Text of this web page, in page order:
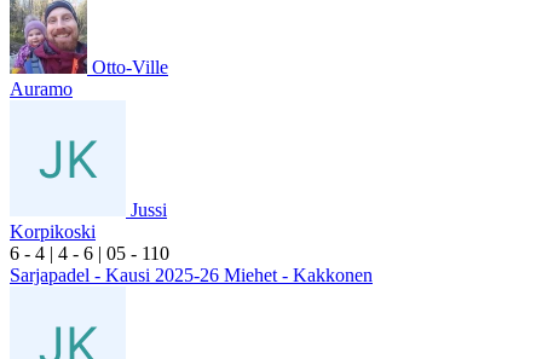
Otto-Ville
Auramo
Jussi
Korpikoski
6 - 4 | 4 - 6 | 05 - 110
Sarjapadel - Kausi 2025-26 Miehet - Kakkonen